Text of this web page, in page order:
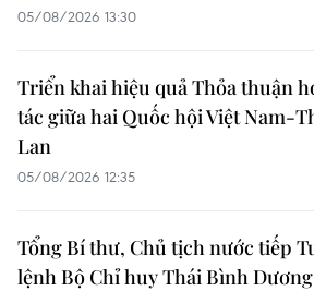
05/08/2026 13:30
Triển khai hiệu quả Thỏa thuận
tác giữa hai Quốc hội Việt Nam-
Lan
05/08/2026 12:35
Tổng Bí thư, Chủ tịch nước tiếp
lệnh Bộ Chỉ huy Thái Bình Dương